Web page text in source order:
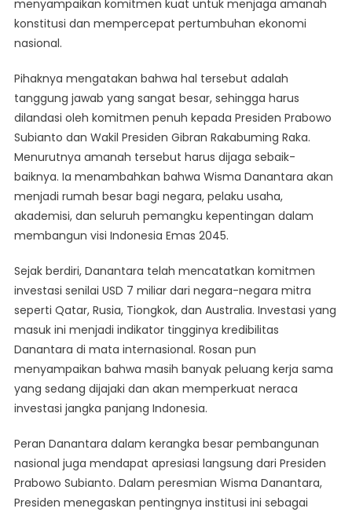
menyampaikan komitmen kuat untuk menjaga amanah
konstitusi dan mempercepat pertumbuhan ekonomi
nasional.
Pihaknya mengatakan bahwa hal tersebut adalah
tanggung jawab yang sangat besar, sehingga harus
dilandasi oleh komitmen penuh kepada Presiden Prabowo
Subianto dan Wakil Presiden Gibran Rakabuming Raka.
Menurutnya amanah tersebut harus dijaga sebaik-
baiknya. Ia menambahkan bahwa Wisma Danantara akan
menjadi rumah besar bagi negara, pelaku usaha,
akademisi, dan seluruh pemangku kepentingan dalam
membangun visi Indonesia Emas 2045.
Sejak berdiri, Danantara telah mencatatkan komitmen
investasi senilai USD 7 miliar dari negara-negara mitra
seperti Qatar, Rusia, Tiongkok, dan Australia. Investasi yang
masuk ini menjadi indikator tingginya kredibilitas
Danantara di mata internasional. Rosan pun
menyampaikan bahwa masih banyak peluang kerja sama
yang sedang dijajaki dan akan memperkuat neraca
investasi jangka panjang Indonesia.
Peran Danantara dalam kerangka besar pembangunan
nasional juga mendapat apresiasi langsung dari Presiden
Prabowo Subianto. Dalam peresmian Wisma Danantara,
Presiden menegaskan pentingnya institusi ini sebagai